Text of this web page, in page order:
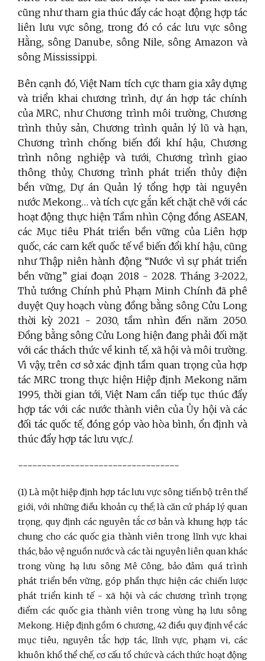
cũng như tham gia thúc đẩy các hoạt động hợp tác
liên lưu vực sông, trong đó có các lưu vực sông
Hằng, sông Danube, sông Nile, sông Amazon và
sông Mississippi.
Bên cạnh đó, Việt Nam tích cực tham gia xây dựng
và triển khai chương trình, dự án hợp tác chính
của MRC, như Chương trình môi trường, Chương
trình thủy sản, Chương trình quản lý lũ và hạn,
Chương trình chống biến đổi khí hậu, Chương
trình nông nghiệp và tưới, Chương trình giao
thông thủy, Chương trình phát triển thủy điện
bền vững, Dự án Quản lý tổng hợp tài nguyên
nước Mekong… và tích cực gắn kết chặt chẽ với các
hoạt động thực hiện Tầm nhìn Cộng đồng ASEAN,
các Mục tiêu Phát triển bền vững của Liên hợp
quốc, các cam kết quốc tế về biến đổi khí hậu, cũng
như Thập niên hành động “Nước vì sự phát triển
bền vững” giai đoạn 2018 - 2028. Tháng 3-2022,
Thủ tướng Chính phủ Phạm Minh Chính đã phê
duyệt Quy hoạch vùng đồng bằng sông Cửu Long
thời kỳ 2021 - 2030, tầm nhìn đến năm 2050.
Đồng bằng sông Cửu Long hiện đang phải đối mặt
với các thách thức về kinh tế, xã hội và môi trường.
Vì vậy, trên cơ sở xác định tầm quan trọng của hợp
tác MRC trong thực hiện Hiệp định Mekong năm
1995, thời gian tới, Việt Nam cần tiếp tục thúc đẩy
hợp tác với các nước thành viên của Ủy hội và các
đối tác quốc tế, đóng góp vào hòa bình, ổn định và
thúc đẩy hợp tác lưu vực./.
----------------------------------
(1) Là một hiệp định hợp tác lưu vực sông tiến bộ trên thế
giới, với những điều khoản cụ thể; là căn cứ pháp lý quan
trọng, quy định các nguyên tắc cơ bản và khung hợp tác
chung cho các quốc gia thành viên trong lĩnh vực khai
thác, bảo vệ nguồn nước và các tài nguyên liên quan khác
trong vùng hạ lưu sông Mê Công, bảo đảm quá trình
phát triển bền vững, góp phần thực hiện các chiến lược
phát triển kinh tế - xã hội và các chương trình trọng
điểm các quốc gia thành viên trong vùng hạ lưu sông
Mekong. Hiệp định gồm 6 chương, 42 điều quy định về các
mục tiêu, nguyên tắc hợp tác, lĩnh vực, phạm vi, các
khuôn khổ thể chế, cơ cấu tổ chức và cách thức hoạt động